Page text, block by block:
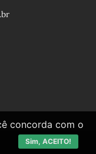
concorda com o
Sim, ACEITO!